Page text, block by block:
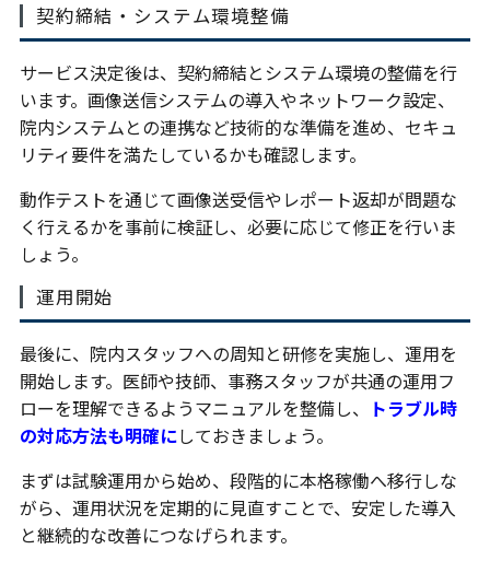
契約締結・システム環境整備
サービス決定後は、契約締結とシステム環境の整備を行
います。画像送信システムの導入やネットワーク設定、
院内システムとの連携など技術的な準備を進め、セキュ
リティ要件を満たしているかも確認します。
動作テストを通じて画像送受信やレポート返却が問題な
く行えるかを事前に検証し、必要に応じて修正を行いま
しょう。
運用開始
最後に、院内スタッフへの周知と研修を実施し、運用を
開始します。医師や技師、事務スタッフが共通の運用フ
ローを理解できるようマニュアルを整備し、 トラブル時
の対応方法も明確にしておきましょう。
まずは試験運用から始め、段階的に本格稼働へ移行しな
がら、運用状況を定期的に見直すことで、安定した導入
と継続的な改善につなげられます。